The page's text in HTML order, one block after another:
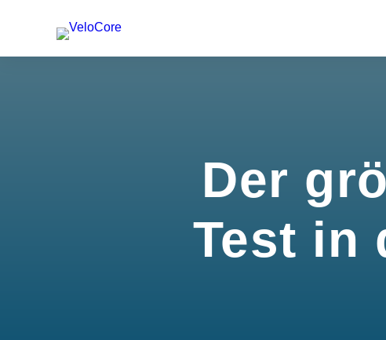
Der
Test in